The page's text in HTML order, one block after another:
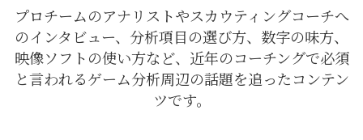
プロチームのアナリストやスカウティングコーチへ
のインタビュー、分析項目の選び方、数字の味方、
映像ソフトの使い方など、近年のコーチングで必須
と言われるゲーム分析周辺の話題を追ったコンテン
ツです。